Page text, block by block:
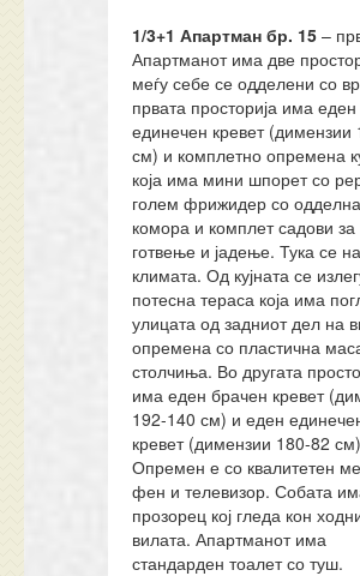
1/3+1Апартман бр. 15 –
Апартманот има две
меѓу себе се одделени со
првата просторија има еден
единечен кревет (димензии
см) и комплетно опремена
која има мини шпорет со
голем фрижидер со одделна
комора и комплет садови за
готвење и јадење. Тука се
климата. Од кујната се
потесна тераса која има
улицата од задниот дел на
опремена со пластична
столчиња. Во другата
има еден брачен кревет
192-140 см) и еден
кревет (димензии 180-82
Опремен е со квалитетен
фен и телевизор. Собата
прозорец кој гледа кон
вилата. Апартманот има
стандарден тоалет со туш.